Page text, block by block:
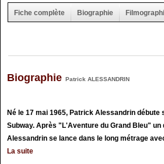
Fiche complète Biographie
Biographie Patrick ALESSANDRIN
Né le 17 mai 1965, Patrick Alessandrin
Subway. Après "L'Aventure du Grand Bleu"
Alessandrin se lance dans le long métrage
La suite